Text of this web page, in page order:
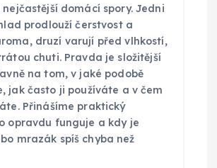
domácí spory. Jedni
prodlouží čerstvost a
druzí varují před vlhkostí,
chuti. Pravda je složitější
na tom, v jaké podobě
jak často ji používáte a v čem
Přinášíme praktický
opravdu funguje a kdy je
mrazák spíš chyba než